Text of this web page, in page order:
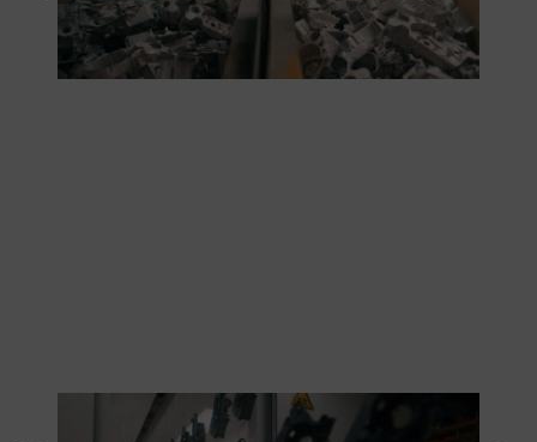
Powłoka proszkowa chroni przed korozją i ścieraniem